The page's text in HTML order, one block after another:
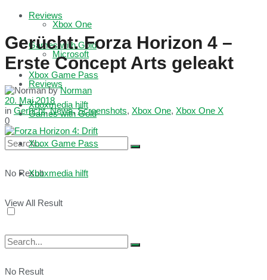
Reviews
Games with Gold
Xbox Game Pass
Xboxmedia hilft
No Result
View All Result
Xbox One
Microsoft
Reviews
Games with Gold
Xbox Game Pass
Xboxmedia hilft
No Result
Gerücht: Forza Horizon 4 –
Erste Concept Arts geleakt
by Norman
20. Mai 2018
in Gerücht,News,Screenshots, Xbox One, Xbox One X
0